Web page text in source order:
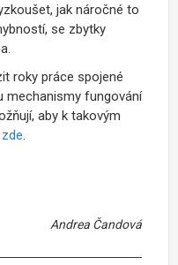
jak náročné to
se zbytky
roky práce spojené
mechanismy fungování
aby k takovým
zde.
Andrea Čandová